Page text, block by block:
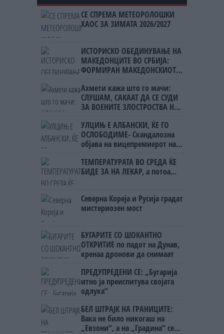
СЕ СПРЕМА МЕТЕОРОЛОШКИ
ХАОС ЗА ЗИМАТА 2026/2027
ИСТОРИСКО ОБЕДИНУВАЊЕ НА
МАКЕДОНЦИТЕ ВО СРБИЈА:
ФОРМИРАН МАКЕДОНСКИОТ
Ахмети кажа што го мачи:
СЛУШАМ, САКААТ ДА СЕ СУДИ
ЗА ВОЕНИТЕ ЗЛОСТРОСТВА НА
УЛЦИЊ Е АЛБАНСКИ, ЌЕ ГО
ОСЛОБОДИМЕ- Скандалозна
објава на вицепремиерот на
ТЕМПЕРАТУРАТА ВО СРЕДА ЌЕ
БИДЕ ЗА НА ЛЕКАР, а потоа...
Северна Кореја и Русија градат
мистериозен мост
БУГАРИТЕ СО ШОКАНТНО
ОТКРИТИЕ по падот на Дунав,
кренаа дронови да снимаат
ПРЕДУПРЕДЕНИ СЕ: „Бугарија
итно ја преиспитува својата
одлука“
БЕЛ ШТРАЈК НА ГРАНИЦИТЕ:
Вака не било никогаш на
„Евзони“, а на „Градина“ се